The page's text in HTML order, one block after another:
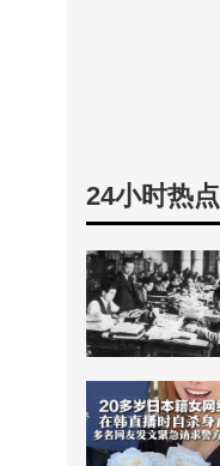
24小时热点